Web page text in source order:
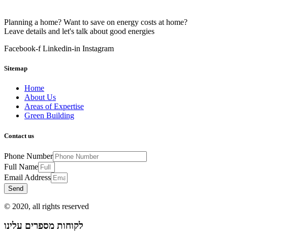
Planning a home? Want to save on energy costs at home?
Leave details and let's talk about good energies
Facebook-f Linkedin-in Instagram
Sitemap
Home
About Us
Areas of Expertise
Green Building
Contact us
Phone Number
Full Name
Email Address
Send
© 2020, all rights reserved
לקוחות מספרים עלינו